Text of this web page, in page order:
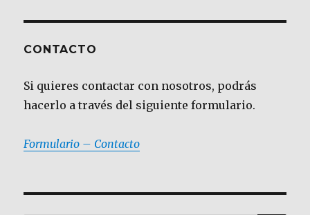
CONTACTO
Si quieres contactar con nosotros, podrás
hacerlo a través del siguiente formulario.
Formulario – Contacto